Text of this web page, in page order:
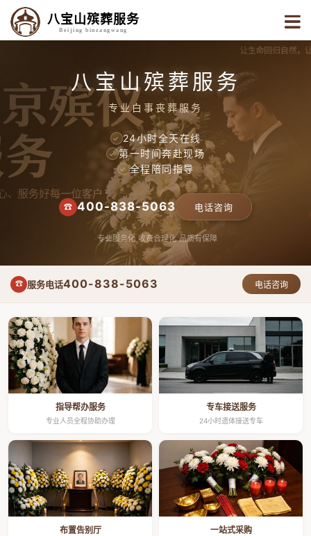
八宝山殡葬服务
Beijing binzangwang
八宝山殡葬服务
专业白事丧葬服务
✓ 24小时全天在线
✓ 第一时间奔赴现场
✓ 全程陪同指导
☎ 400-838-5063 电话咨询
专业服务化 收费合理化 品质有保障
☎ 服务电话400-838-5063 电话咨询
指导帮办服务
专业人员全程协助办理
专车接送服务
24小时遗体接送专车
布置告别厅 一站式采购